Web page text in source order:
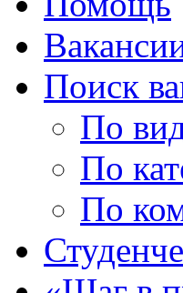
Поиск
По
По
По